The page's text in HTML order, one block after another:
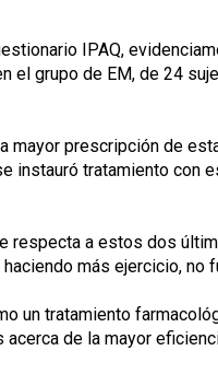
IPAQ,
grupo de EM, de 24
prescripción de
instauró tratamiento
a estos dos
más ejercicio, no
un tratamiento
de la mayor